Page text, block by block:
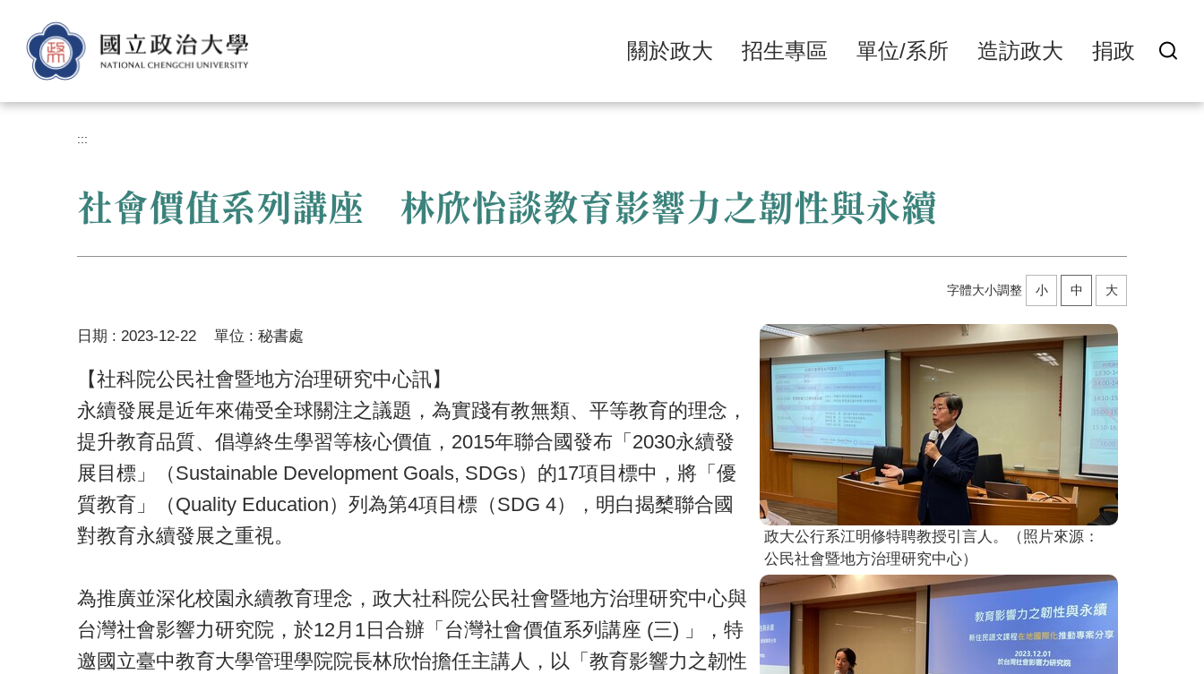
容
關於政大 招生專區 單位/系所 造訪政大 捐政
:::
社會價值系列講座 林欣怡談教育影響力之韌性與永續
字體大小調整 小 中 大
政大公行系江明修特聘教授引言人。（照片來源：
公民社會暨地方治理研究中心）
日期 : 2023-12-22 單位 : 秘書處
【社科院公民社會暨地方治理研究中心訊】
永續發展是近年來備受全球關注之議題，為實踐有教無類、平等教育的理念，
提升教育品質、倡導終生學習等核心價值，2015年聯合國發布「2030永續發
展目標」（Sustainable Development Goals, SDGs）的17項目標中，將「優
質教育」（Quality Education）列為第4項目標（SDG 4），明白揭櫫聯合國
對教育永續發展之重視。
為推廣並深化校園永續教育理念，政大社科院公民社會暨地方治理研究中心與
台灣社會影響力研究院，於12月1日合辦「台灣社會價值系列講座 (三) 」，特
邀國立臺中教育大學管理學院院長林欣怡擔任主講人，以「教育影響力之韌性